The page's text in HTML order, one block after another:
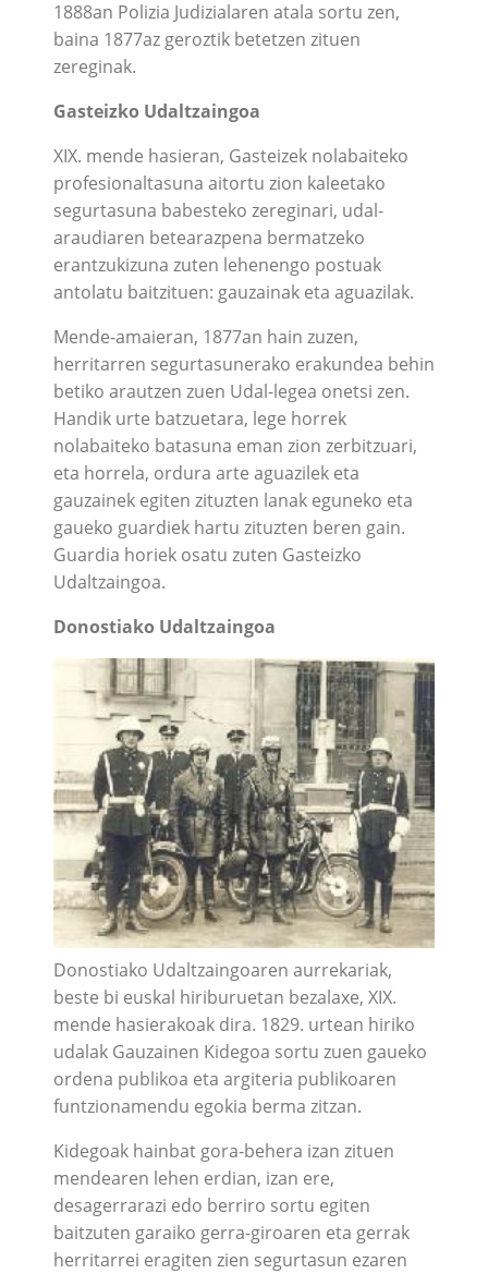
1888an Polizia Judizialaren atala sortu zen,
baina 1877az geroztik betetzen zituen
zereginak.
Gasteizko Udaltzaingoa
XIX. mende hasieran, Gasteizek nolabaiteko
profesionaltasuna aitortu zion kaleetako
segurtasuna babesteko zereginari, udal-
araudiaren betearazpena bermatzeko
erantzukizuna zuten lehenengo postuak
antolatu baitzituen: gauzainak eta aguazilak.
Mende-amaieran, 1877an hain zuzen,
herritarren segurtasunerako erakundea behin
betiko arautzen zuen Udal-legea onetsi zen.
Handik urte batzuetara, lege horrek
nolabaiteko batasuna eman zion zerbitzuari,
eta horrela, ordura arte aguazilek eta
gauzainek egiten zituzten lanak eguneko eta
gaueko guardiek hartu zituzten beren gain.
Guardia horiek osatu zuten Gasteizko
Udaltzaingoa.
Donostiako Udaltzaingoa
Donostiako Udaltzaingoaren aurrekariak,
beste bi euskal hiriburuetan bezalaxe, XIX.
mende hasierakoak dira. 1829. urtean hiriko
udalak Gauzainen Kidegoa sortu zuen gaueko
ordena publikoa eta argiteria publikoaren
funtzionamendu egokia berma zitzan.
Kidegoak hainbat gora-behera izan zituen
mendearen lehen erdian, izan ere,
desagerrarazi edo berriro sortu egiten
baitzuten garaiko gerra-giroaren eta gerrak
herritarrei eragiten zien segurtasun ezaren